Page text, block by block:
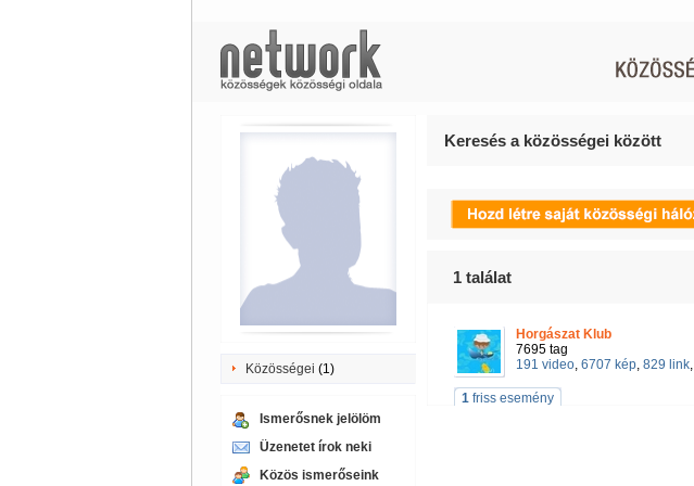
Közösségei (1)
Ismerősnek jelölöm
Üzenetet írok neki
Közös ismerőseink
Keresés a közösségei között
1találat
Horgászat Klub
7695 tag
191 video, 6707 kép, 829 link,
1friss esemény